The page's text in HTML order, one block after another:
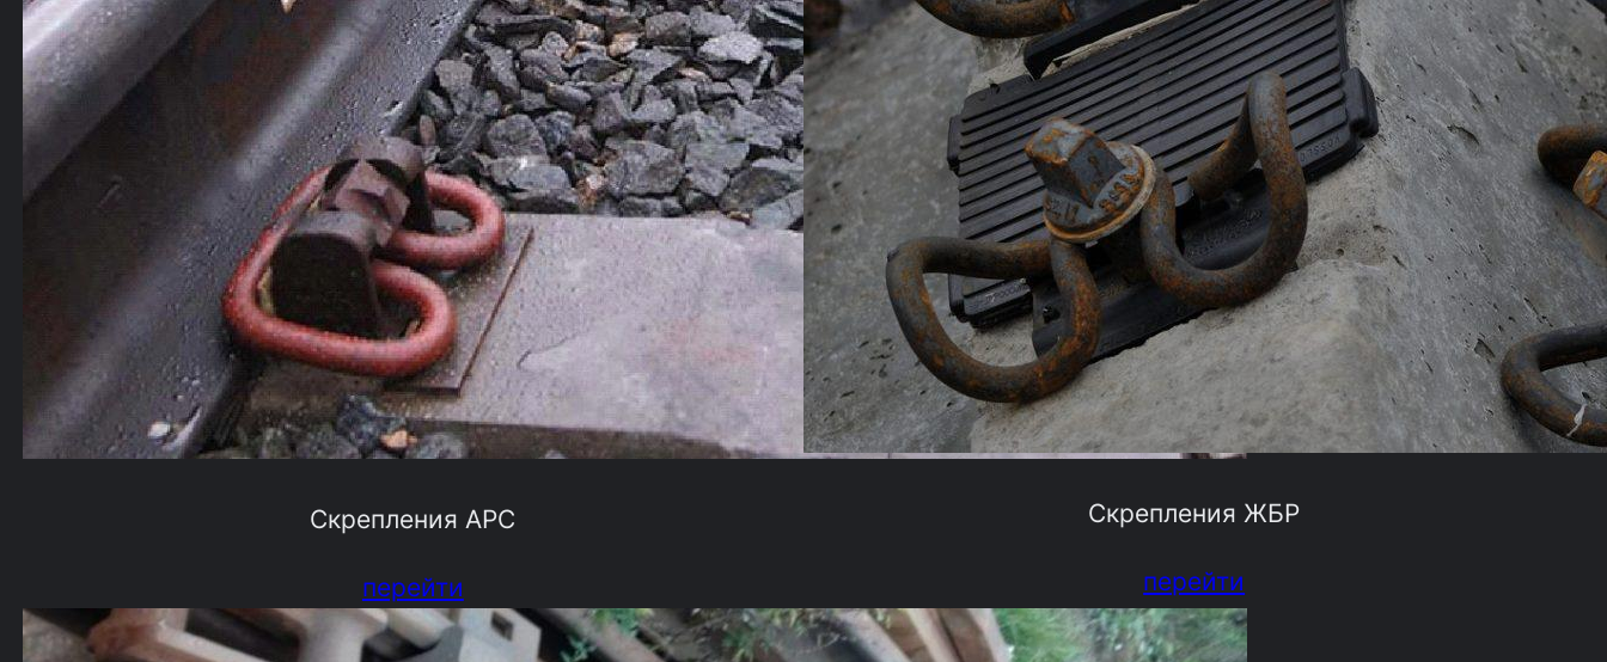
Скрепления АРС
перейти
Скрепления ЖБР
перейти